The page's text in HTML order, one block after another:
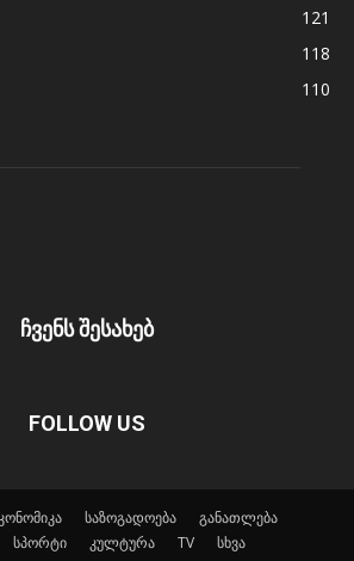
121
118
110
ჩვენს შესახებ
FOLLOW US
საზოგადოება
განათლება
სპორტი კულტურა TV სხვა